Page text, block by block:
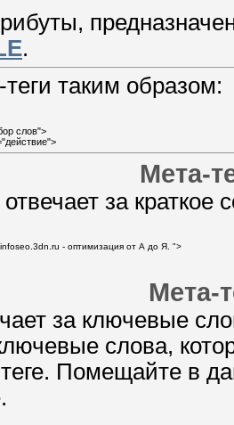
.
таким образом:
слов">
Мета-
за
- оптимизация от А до Я. ">
Мета-
за ключевые
слова,
Помещайте в